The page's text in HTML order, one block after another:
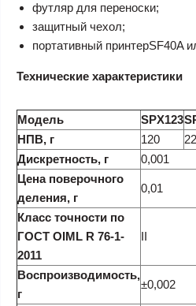
футляр для переноски;
защитный чехол;
портативный принтерSF40A
Технические характеристики
Модель SPX123
НПВ, г
120
Дискретность, г
0,001
Цена поверочного
деления, г
0,01
Класс точности по
ГОСТ OIML R 76-1-
2011
II
Воспроизводимость,
г
±0,002